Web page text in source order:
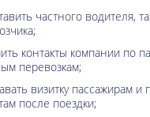
частного водителя,
контакты компании по
перевозкам;
визитку пассажирам и
после поездки;